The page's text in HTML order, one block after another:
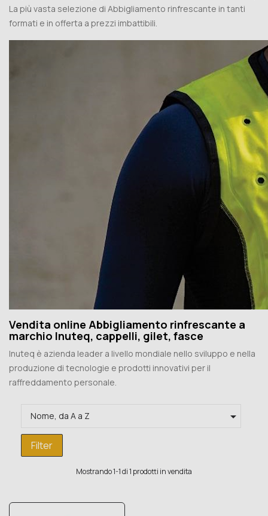
La più vasta selezione di Abbigliamento rinfrescante in tanti
formati e in offerta a prezzi imbattibili.
Vendita online Abbigliamento rinfrescante a
marchio Inuteq, cappelli, gilet, fasce
Inuteq è azienda leader a livello mondiale nello sviluppo e nella
produzione di tecnologie e prodotti innovativi per il
raffreddamento personale.
Nome, da A a Z 
Filter
Mostrando 1-1 di 1 prodotti in vendita